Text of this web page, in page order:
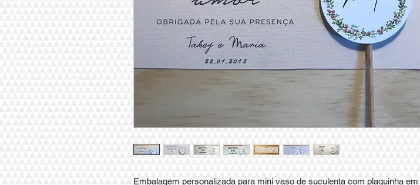
Embalagem personalizada para mini vaso de suculenta com plaquinha em